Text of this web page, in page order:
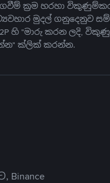
ක්‍රම හරහා
මුදල් ගනුදෙනුව
P2P හි "මාරු කරන ලදි,
ක්ලික් කරන්න.